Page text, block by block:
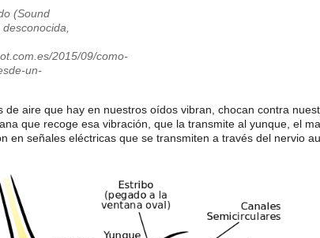
(Sound
2015/09/como-
un-
de aire que hay en nuestros oídos vibran, chocan contra
que recoge esa vibración, que la transmite al yunque, el
en señales eléctricas que se transmiten a través del nervio